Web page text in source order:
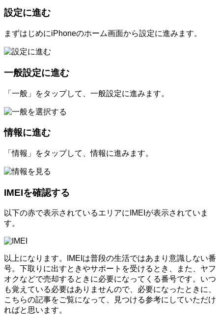
設定に進む
まずはじめにiPhoneのホーム画面から設定に進みます。
一般設定に進む
「一般」をタップして、一般設定に進みます。
情報に進む
「情報」をタップして、情報に進みます。
IMEIを確認する
以下の赤で表示されているエリアにIMEIが表示されていま
す。
以上になります。IMEIは普段の生活ではあまり意識しない番
号。下取りに出すときやサポートを受けるとき、また、ヤフ
オクなどで売却するときに必要になってくる番号です。いつ
も覚えている必要はありませんので、必要になったときに、
こちらの記事をご覧になって、見つける参考にしていただけ
ればと思います。